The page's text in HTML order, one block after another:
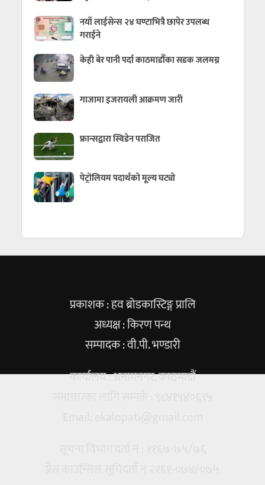
नयाँ लाईसेन्स २४ घण्टाभित्रै छापेर उपलब्ध
गराईने
केही बेर पानी पर्दा काठमाडौँका सडक जलमग्न
गाजामा इजरायली आक्रमण जारी
फ्रान्सद्वारा स्विडेन पराजित
पेट्रोलियम पदार्थको मूल्य घट्यो
प्रकाशक : हव ब्रोडकास्टिङ्ग प्रालि
अध्यक्ष : किरण पन्थ
सम्पादक : वी.पी. भण्डारी
कार्यालय : अनामनगर, काठमाडौं